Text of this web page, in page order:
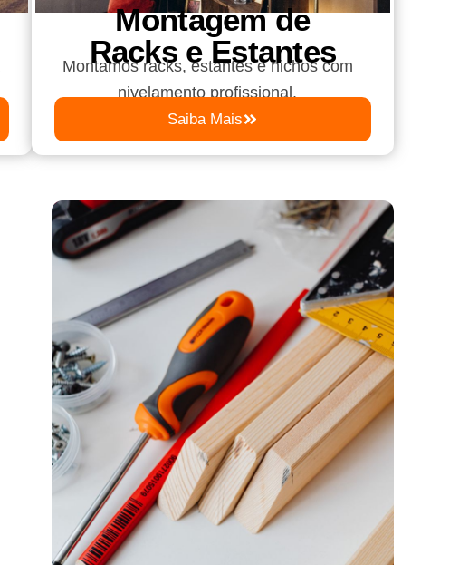
Montagem de
Racks e Estantes
Montamos racks, estantes e nichos com
nivelamento profissional.
Saiba Mais